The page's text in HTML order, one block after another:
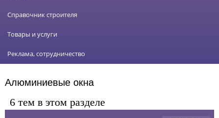
Справочник строителя
Товары и услуги
Реклама, сотрудничество
Алюминиевые окна
6 тем в этом разделе